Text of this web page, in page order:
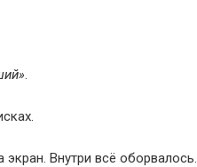
.
Внутри всё оборвалось.